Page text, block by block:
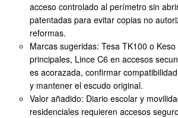
acceso controlado al perímetro sin
patentadas para evitar copias no
reformas.
Marcas sugeridas: Tesa TK100 o
principales, Lince C6 en accesos
es acorazada, confirmar
y mantener el escudo original.
Valor añadido: Diario escolar y
residenciales requieren accesos